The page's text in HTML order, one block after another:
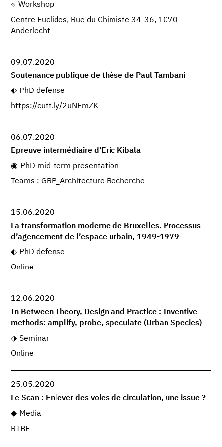
Workshop
Centre Euclides, Rue du Chimiste 34-36, 1070
Anderlecht
09.07.2020
Soutenance publique de thèse de Paul Tambani
PhD defense
https://cutt.ly/2uNEmZK
06.07.2020
Epreuve intermédiaire d'Eric Kibala
PhD mid-term presentation
Teams : GRP_Architecture Recherche
15.06.2020
La transformation moderne de Bruxelles. Processus
d’agencement de l’espace urbain, 1949-1979
PhD defense
Online
12.06.2020
In Between Theory, Design and Practice : Inventive
methods: amplify, probe, speculate (Urban Species)
Seminar
Online
25.05.2020
Le Scan : Enlever des voies de circulation, une issue ?
Media
RTBF